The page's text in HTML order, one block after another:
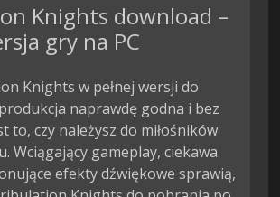
Knights download –
gry na PC
Knights w pełnej wersji do
naprawdę godna i bez
to, czy należysz do miłośników
Wciągający gameplay, ciekawa
efekty dźwiękowe sprawią,